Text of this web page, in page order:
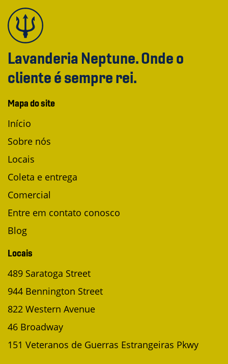
Lavanderia Neptune. Onde o
cliente é sempre rei.
Mapa do site
Início
Sobre nós
Locais
Coleta e entrega
Comercial
Entre em contato conosco
Blog
Locais
489 Saratoga Street
944 Bennington Street
822 Western Avenue
46 Broadway
151 Veteranos de Guerras Estrangeiras Pkwy